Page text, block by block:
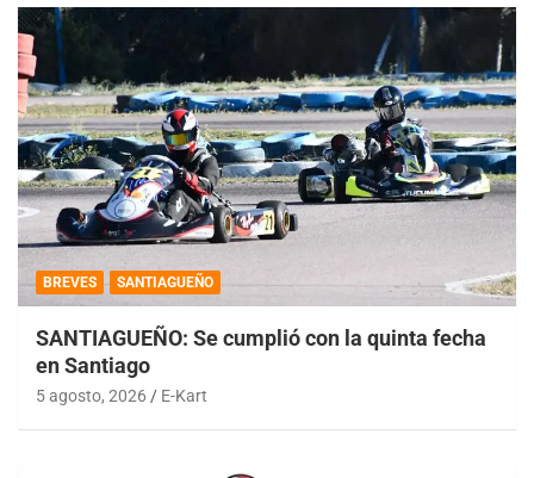
BREVES SANTIAGUEÑO
SANTIAGUEÑO: Se cumplió con la quinta fecha
en Santiago
5 agosto, 2026 E-Kart